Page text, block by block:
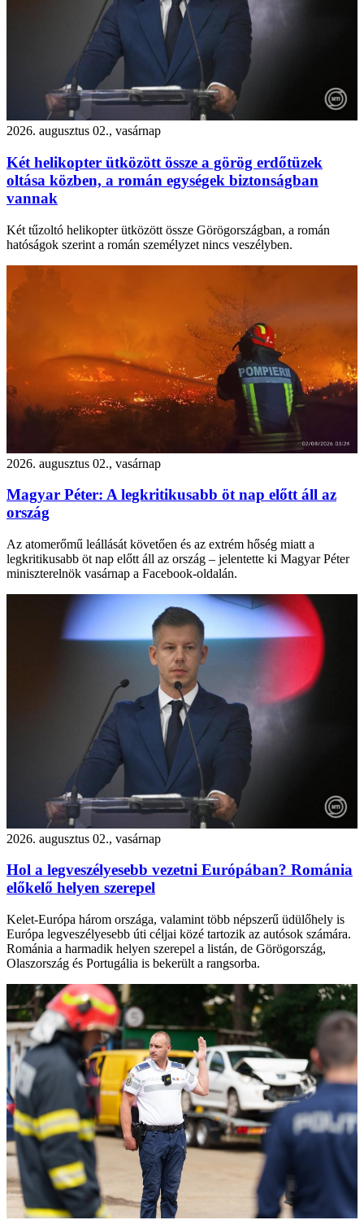
2026. augusztus 02., vasárnap
Két helikopter ütközött össze a görög erdőtüzek
oltása közben, a román egységek biztonságban
vannak
Két tűzoltó helikopter ütközött össze Görögországban, a román
hatóságok szerint a román személyzet nincs veszélyben.
2026. augusztus 02., vasárnap
Magyar Péter: A legkritikusabb öt nap előtt áll az
ország
Az atomerőmű leállását követően és az extrém hőség miatt a
legkritikusabb öt nap előtt áll az ország – jelentette ki Magyar Péter
miniszterelnök vasárnap a Facebook-oldalán.
2026. augusztus 02., vasárnap
Hol a legveszélyesebb vezetni Európában? Románia
előkelő helyen szerepel
Kelet-Európa három országa, valamint több népszerű üdülőhely is
Európa legveszélyesebb úti céljai közé tartozik az autósok számára.
Románia a harmadik helyen szerepel a listán, de Görögország,
Olaszország és Portugália is bekerült a rangsorba.